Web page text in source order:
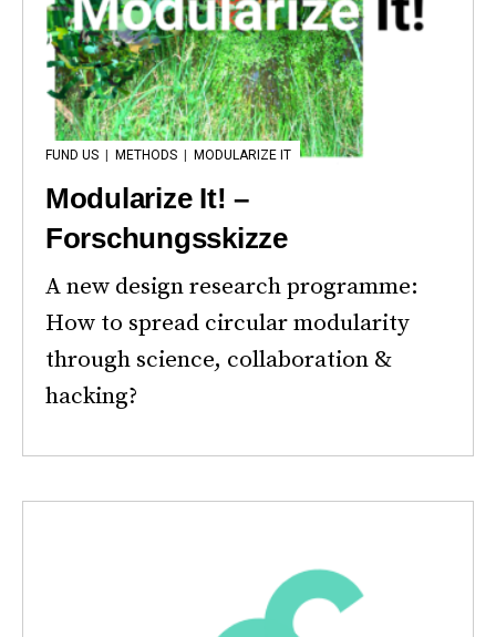
FUND US METHODS MODULARIZE IT
Modularize It! –
Forschungsskizze
A new design research programme:
How to spread circular modularity
through science, collaboration &
hacking?